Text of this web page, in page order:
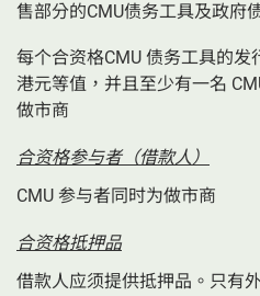
售部分的CMU债务工具及政府
每个合资格CMU 债务工具的
港元等值，并且至少有一名
做市商
合资格参与者（借款人）
CMU 参与者同时为做市商
合资格抵押品
借款人应须提供抵押品。只有